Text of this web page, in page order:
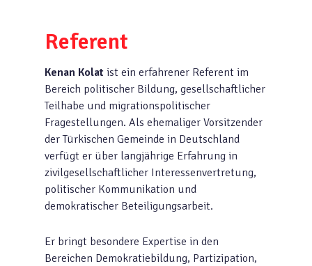
Referent
Kenan Kolat ist ein erfahrener Referent im
Bereich politischer Bildung, gesellschaftlicher
Teilhabe und migrationspolitischer
Fragestellungen. Als ehemaliger Vorsitzender
der Türkischen Gemeinde in Deutschland
verfügt er über langjährige Erfahrung in
zivilgesellschaftlicher Interessenvertretung,
politischer Kommunikation und
demokratischer Beteiligungsarbeit.
Er bringt besondere Expertise in den
Bereichen Demokratiebildung, Partizipation,